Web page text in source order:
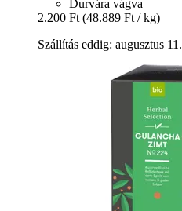
Durvára vágva
2.200 Ft (48.889 Ft / kg)
Szállítás eddig: augusztus 11.